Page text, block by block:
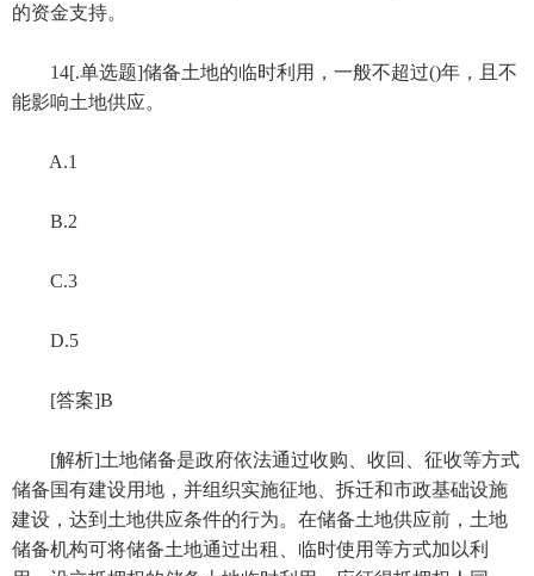
的资金支持。
14[.单选题]储备土地的临时利用，一般不超过()年，且不
能影响土地供应。
A.1
B.2
C.3
D.5
[答案]B
[解析]土地储备是政府依法通过收购、收回、征收等方式
储备国有建设用地，并组织实施征地、拆迁和市政基础设施
建设，达到土地供应条件的行为。在储备土地供应前，土地
储备机构可将储备土地通过出租、临时使用等方式加以利